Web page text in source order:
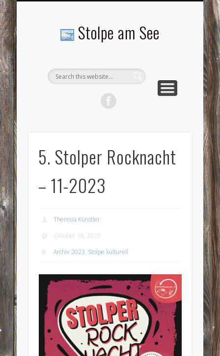
Stolpe am See
5. Stolper Rocknacht
– 11-2023
Theresia Künstler
Oktober 18, 2023
Archiv 2023, Stolpe kulturell